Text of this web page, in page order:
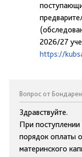
2026/27
https://
Вопрос от
Здравствуйте.
При поступлении
порядок оплаты
материнского